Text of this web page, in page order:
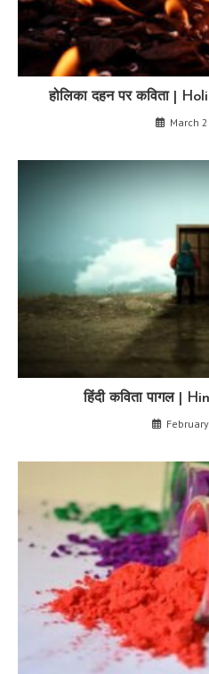
होलिका दहन पर कविता |
March
हिंदी कविता पागल |